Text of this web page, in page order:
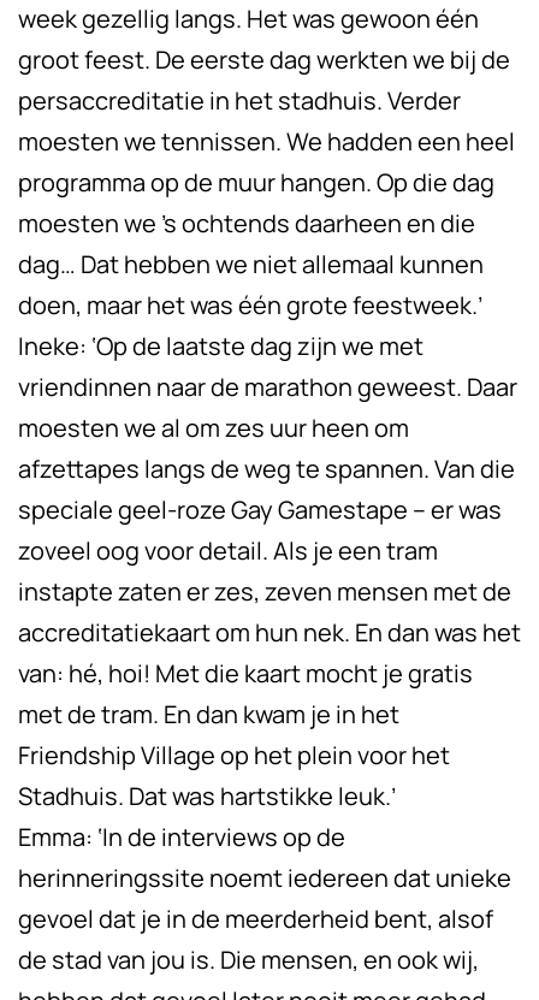
week gezellig langs. Het was gewoon één
groot feest. De eerste dag werkten we bij de
persaccreditatie in het stadhuis. Verder
moesten we tennissen. We hadden een heel
programma op de muur hangen. Op die dag
moesten we ’s ochtends daarheen en die
dag… Dat hebben we niet allemaal kunnen
doen, maar het was één grote feestweek.’
Ineke: ‘Op de laatste dag zijn we met
vriendinnen naar de marathon geweest. Daar
moesten we al om zes uur heen om
afzettapes langs de weg te spannen. Van die
speciale geel-roze Gay Gamestape – er was
zoveel oog voor detail. Als je een tram
instapte zaten er zes, zeven mensen met de
accreditatiekaart om hun nek. En dan was het
van: hé, hoi! Met die kaart mocht je gratis
met de tram. En dan kwam je in het
Friendship Village op het plein voor het
Stadhuis. Dat was hartstikke leuk.’
Emma: ‘In de interviews op de
herinneringssite noemt iedereen dat unieke
gevoel dat je in de meerderheid bent, alsof
de stad van jou is. Die mensen, en ook wij,